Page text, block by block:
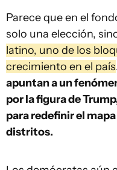
Parece que en el
solo una elección,
latino, uno de los
crecimiento en el país
apuntan a un
por la figura de
para redefinir el
distritos.